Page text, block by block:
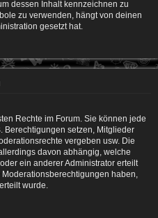
dessen Inhalt kennzeichnen zu
zu verwenden, hängt von deinen
gesetzt hat.
Rechte im Forum. Sie können jede
Berechtigungen setzen, Mitglieder
vergeben usw. Die
davon abhängig, welche
ein anderer Administrator erteilt
haben,
wurde.